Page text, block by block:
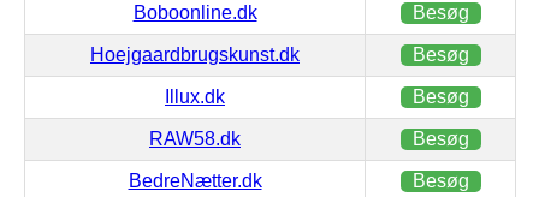
Boboonline.dk Besøg
Hoejgaardbrugskunst.dk Besøg
Illux.dk Besøg
RAW58.dk Besøg
BedreNætter.dk Besøg